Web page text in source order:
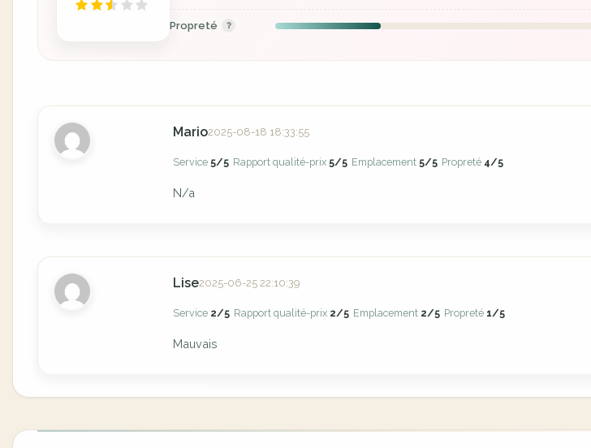
Propreté
Mario2025-08-18 18:33:55
Service 5/5 Rapport qualité-prix 5/5 Emplacement 5/5 Propreté 4/5
N/a
Lise2025-06-25 22:10:39
Service 2/5 Rapport qualité-prix 2/5 Emplacement 2/5 Propreté 1/5
Mauvais